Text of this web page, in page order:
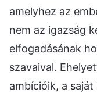
amelyhez az
nem az igazság
elfogadásának
szavaival.
ambícióik, a